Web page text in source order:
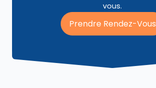
vous.
Prendre Rendez-Vous